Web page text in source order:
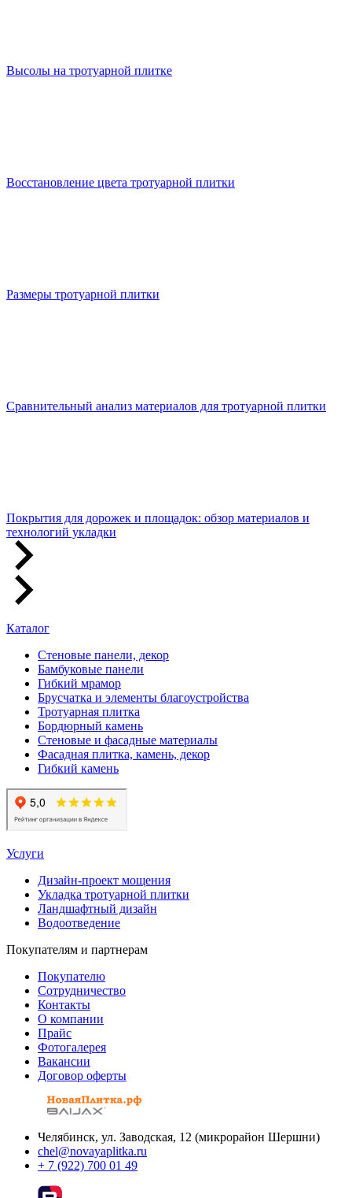
Высолы на тротуарной плитке
Восстановление цвета тротуарной плитки
Размеры тротуарной плитки
Сравнительный анализ материалов для тротуарной плитки
Покрытия для дорожек и площадок: обзор материалов и
технологий укладки
Каталог
Стеновые панели, декор
Бамбуковые панели
Гибкий мрамор
Брусчатка и элементы благоустройства
Тротуарная плитка
Бордюрный камень
Стеновые и фасадные материалы
Фасадная плитка, камень, декор
Гибкий камень
Услуги
Дизайн-проект мощения
Укладка тротуарной плитки
Ландшафтный дизайн
Водоотведение
Покупателям и партнерам
Покупателю
Сотрудничество
Контакты
О компании
Прайс
Фотогалерея
Вакансии
Договор оферты
Челябинск, ул. Заводская, 12 (микрорайон Шершни)
chel@novayaplitka.ru
+ 7 (922) 700 01 49